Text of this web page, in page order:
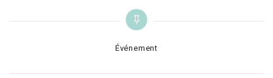
Categories
Événement